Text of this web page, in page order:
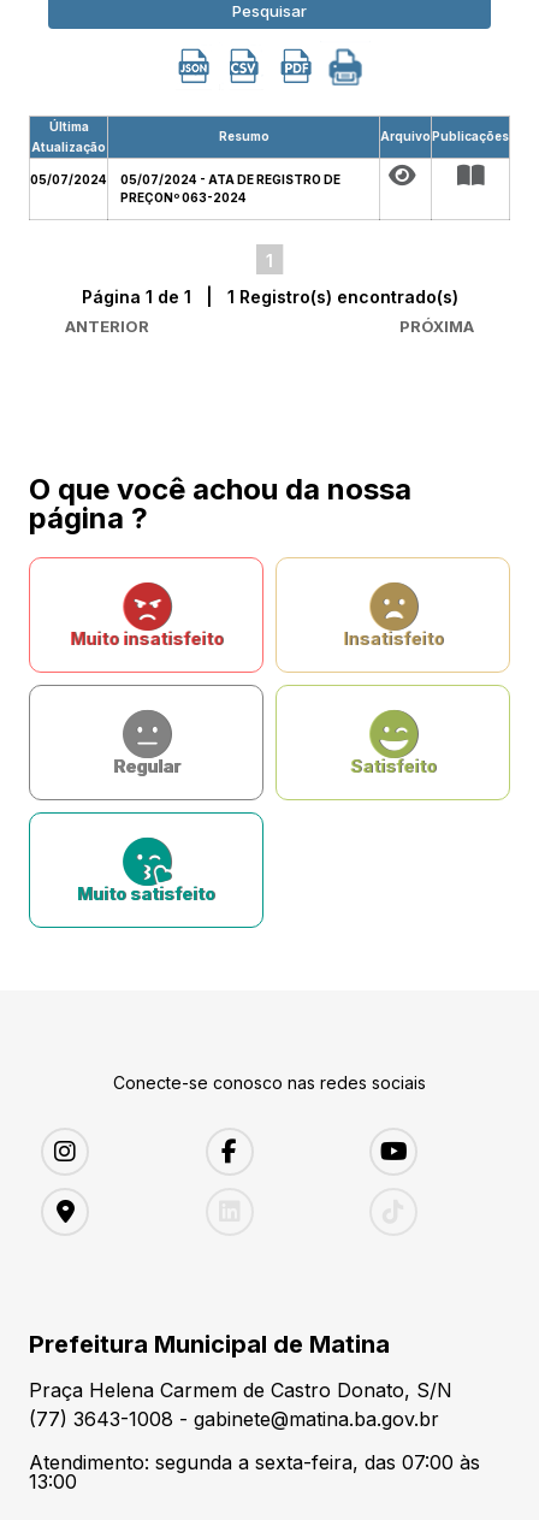
Pesquisar
Última
Atualização
Resumo ArquivoPublicações
05/07/2024
05/07/2024 - ATA DE REGISTRO DE
PREÇONº 063-2024
1
ANTERIOR
Página 1 de 1 | 1 Registro(s) encontrado(s)
PRÓXIMA
O que você achou da nossa
página ?
Muito insatisfeito Insatisfeito
Regular Satisfeito
Muito satisfeito
Conecte-se conosco nas redes sociais
Prefeitura Municipal de Matina
Praça Helena Carmem de Castro Donato, S/N
(77) 3643-1008 - gabinete@matina.ba.gov.br
Atendimento: segunda a sexta-feira, das 07:00 às
13:00